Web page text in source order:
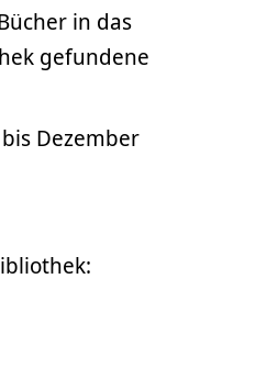
in das
gefundene
Dezember